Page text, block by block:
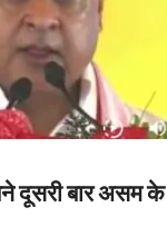
दूसरी बार असम के